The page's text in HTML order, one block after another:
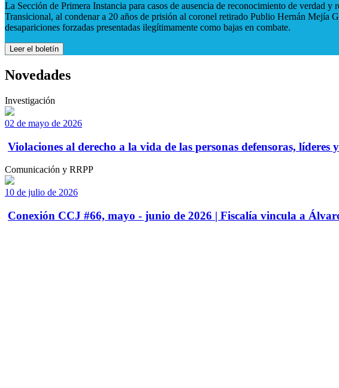
La Sección de Primera Instancia para casos de ausencia de reconocimiento de verdad
Transicional, al condenar a 20 años de prisión al coronel retirado Publio Hernán Mejía
desapariciones forzadas presentadas ilegítimamente como bajas en combate.
Leer el boletín
Novedades
Investigación
02 de mayo de 2026
Violaciones al derecho a la vida de las personas defensoras, líderes
Comunicación y RRPP
10 de julio de 2026
Conexión CCJ #66, mayo - junio de 2026 | Fiscalía vincula a